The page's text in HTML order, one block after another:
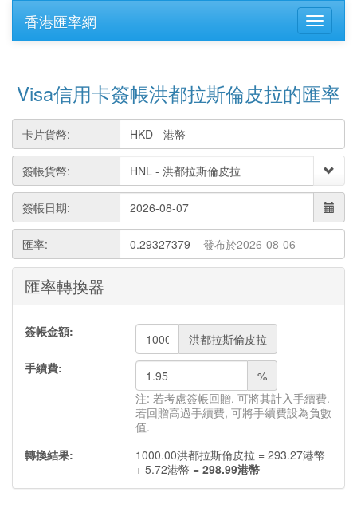
香港匯率網
Visa信用卡簽帳洪都拉斯倫皮拉的匯率
卡片貨幣:
簽帳貨幣:
簽帳日期:
匯率: 0.29327379 發布於2026-08-06
匯率轉換器
簽帳金額:
洪都拉斯倫皮拉
手續費:
%
注: 若考慮簽帳回贈, 可將其計入手續費.
若回贈高過手續費, 可將手續費設為負數
值.
轉換結果:
1000.00洪都拉斯倫皮拉 = 293.27港幣
+ 5.72港幣 = 298.99港幣